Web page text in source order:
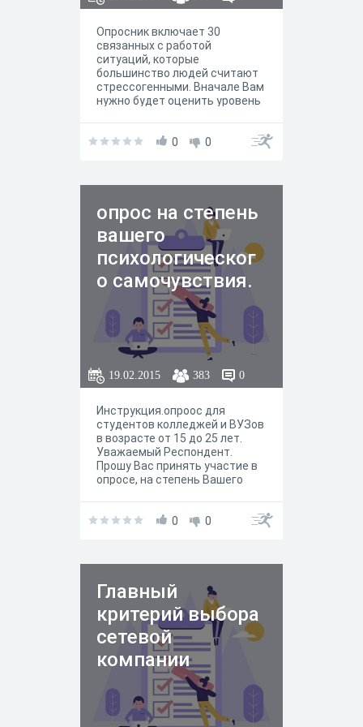
Опросник включает 30
связанных с работой
ситуаций, которые
большинство людей считают
стрессогенными. Вначале Вам
нужно будет оценить уровень
будет оценить, как часто на
событие.
0 0
опрос на степень
вашего
психологическог
о самочувствия.
19.02.2015 383 0
Инструкция.опроос для
студентов колледжей и ВУЗов
в возрасте от 15 до 25 лет.
Уважаемый Респондент.
Прошу Вас принять участие в
опросе, на степень Вашего
состоит из 21 вопроса. Опрос
выберите такое, которое
ваше самочувствие в
настоящий момент. В рамках
пронумерованных позиций
можно выбрать несколько
утверждений. Итак, сначала
познакомьтесь со всеми
буквенными пунктами
раздела, а затем решите, что
истинно по отношению к Вам.
Огромное спасибо за участие,
0 0
Главный
критерий выбора
сетевой
компании